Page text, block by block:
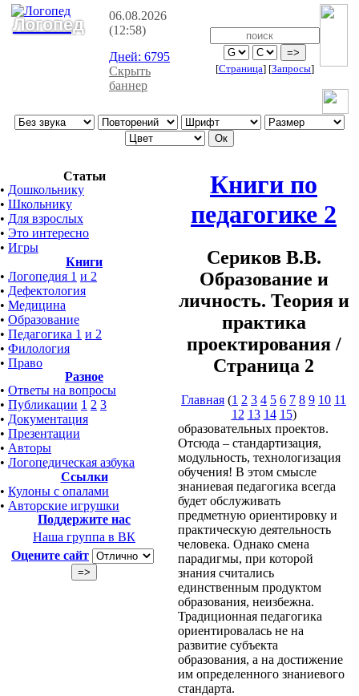
Логопед
06.08.2026
(12:58)
Дней:6795
Скрыть
баннер
[Страница] [Запросы]
Статьи
• Дошкольнику
• Школьнику
• Для взрослых
• Это интересно
• Игры
Книги
• Логопедия 1 и 2
• Дефектология
• Медицина
• Образование
• Педагогика 1 и 2
• Филология
• Право
Разное
• Ответы на вопросы
• Публикации 1 2 3
• Документация
• Презентации
• Авторы
• Логопедическая азбука
Ссылки
• Кулоны с опалами
• Авторские игрушки
Поддержите нас
Наша группа в ВК
Оцените сайт
Книги по
педагогике 2
Сериков В.В.
Образование и
личность. Теория и
практика
проектирования /
Страница 2
Главная (1 2 3 4 5 6 7 8 9 10 11
12 13 14 15)
образовательных проектов.
Отсюда – стандартизация,
модульность, технологизация
обучения! В этом смысле
знаниевая педагогика всегда
будет обслуживать
предметную ориентировку и
практическую деятельность
человека. Однако смена
парадигмы, при которой
знания считались
единственным продуктом
образования, неизбежна.
Традиционная педагогика
ориентировалась не на
развитие субъекта
образования, а на достижение
им определенного знаниевого
стандарта.